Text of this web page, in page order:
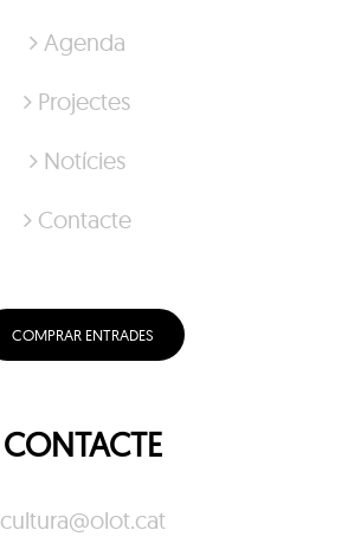
Agenda
Projectes
Notícies
Contacte
COMPRAR ENTRADES
CONTACTE
cultura@olot.cat